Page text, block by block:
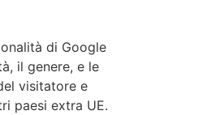
di Google
il genere, e le
visitatore e
paesi extra UE.